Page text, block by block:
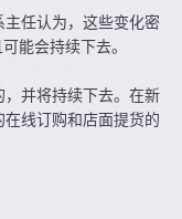
任认为，这些变化密
能会持续下去。
并将持续下去。在新
线订购和店面提货的